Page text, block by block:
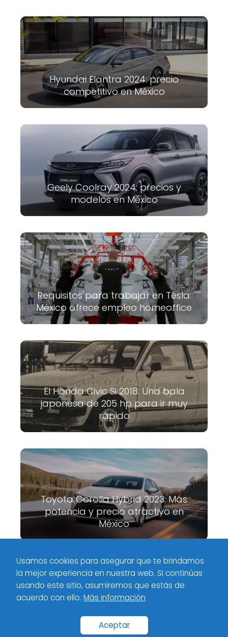
Hyundai Elantra 2024: precio
competitivo en México
Geely Coolray 2024: precios y
modelos en México
Requisitos para trabajar en Tesla:
México ofrece empleo homeoffice
El Honda Civic Si 2018: Una bala
japonesa de 205 hp para ir muy
rápido
Toyota Corolla Hybrid 2023: Más
potencia y precio atractivo en
México
Meximotores Superdeportivos
Ariel Atom 4: La nueva
generación del juguete de circuito
Políticas de privacidad
Usamos cookies para asegurar que te brindamos
la mejor experiencia en nuestra web. Si continúas
usando este sitio, asumiremos que estás de
acuerdo con ello. Más información
Aceptar